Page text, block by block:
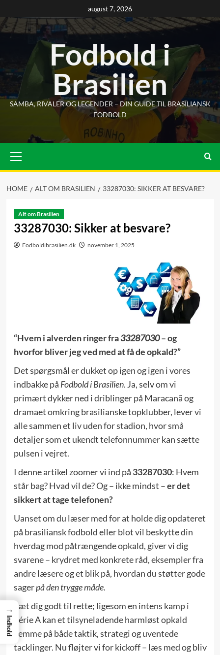
to
content
august 7, 2026
Fodbold i
Brasilien
SAMBA, RIVALER OG LEGENDER – DIN GUIDE TIL BRASILIANSK
FODBOLD
Menu
HOME ALT OM BRASILIEN 33287030: SIKKER AT BESVARE?
Alt om Brasilien
33287030: Sikker at besvare?
Fodboldibrasilien.dk november 1, 2025
“Hvem i alverden ringer fra33287030– og
hvorfor bliver jeg ved med at få de opkald?”
Det spørgsmål er dukket op igen og igen i vores
indbakke på Fodbold i Brasilien. Ja, selv om vi
primært dykker ned i driblinger på Maracanã og
dramaet omkring brasilianske topklubber, lever vi
alle sammen et liv uden for stadion, hvor små
detaljer som et ukendt telefonnummer kan sætte
pulsen i vejret.
I denne artikel zoomer vi ind på 33287030: Hvem
står bag? Hvad vil de? Og – ikke mindst –er det
sikkert at tage telefonen?
Uanset om du læser med for at holde dig opdateret
på brasiliansk fodbold eller blot vil beskytte din
hverdag mod påtrængende opkald, giver vi dig
svarene – krydret med konkrete råd, eksempler fra
andre læsere og et blik på, hvordan du støtter gode
sagerpå den trygge måde.
Sæt dig godt til rette; ligesom en intens kamp i
Série A kan et tilsyneladende harmløst opkald
gemme på både taktik, strategi og uventede
tacklinger. Nu fløjter vi for kickoff – læs med og bliv
→
Indhold